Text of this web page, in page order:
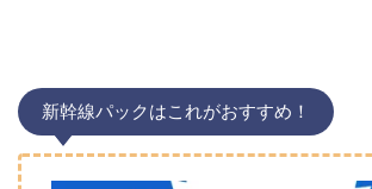
新幹線パックはこれがおすすめ！